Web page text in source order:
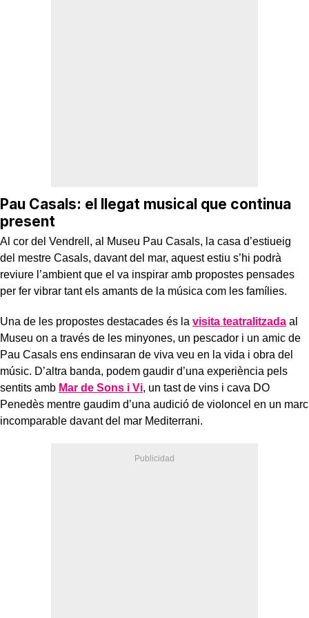
Pau Casals: el llegat musical que continua
present
Al cor del Vendrell, al Museu Pau Casals, la casa d’estiueig
del mestre Casals, davant del mar, aquest estiu s’hi podrà
reviure l’ambient que el va inspirar amb propostes pensades
per fer vibrar tant els amants de la música com les famílies.
Una de les propostes destacades és la visita teatralitzada al
Museu on a través de les minyones, un pescador i un amic de
Pau Casals ens endinsaran de viva veu en la vida i obra del
músic. D’altra banda, podem gaudir d’una experiència pels
sentits amb Mar de Sons i Vi, un tast de vins i cava DO
Penedès mentre gaudim d’una audició de violoncel en un marc
incomparable davant del mar Mediterrani.